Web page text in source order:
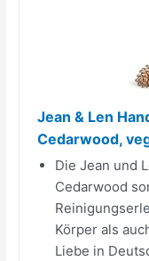
Jean & Len
Cedarwood,
Die Jean und
Cedarwood
Körper als
Liebe in